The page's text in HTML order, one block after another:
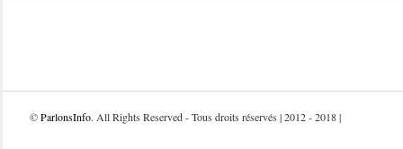
©ParlonsInfo. All Rights Reserved - Tous droits réservés | 2012 - 2018 |